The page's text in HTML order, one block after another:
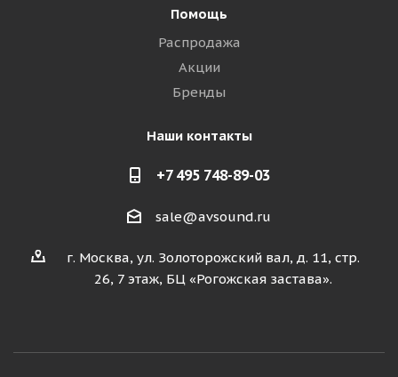
Помощь
Распродажа
Акции
Бренды
Наши контакты
+7 495 748-89-03
sale@avsound.ru
г. Москва, ул. Золоторожский вал, д. 11, стр.
26, 7 этаж, БЦ «Рогожская застава».